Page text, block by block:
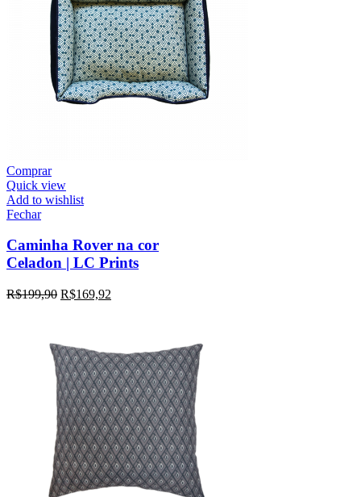
Comprar
Quick view
Add to wishlist
Fechar
Caminha Rover na cor
Celadon | LC Prints
R$199,90 R$169,92